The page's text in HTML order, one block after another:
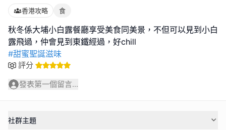
香港攻略 食
秋冬係大埔小白露餐廳享受美食同美景，不但可以見到小白
#甜蜜聖誕滋味
評分
發表第一個留言...
社群主題